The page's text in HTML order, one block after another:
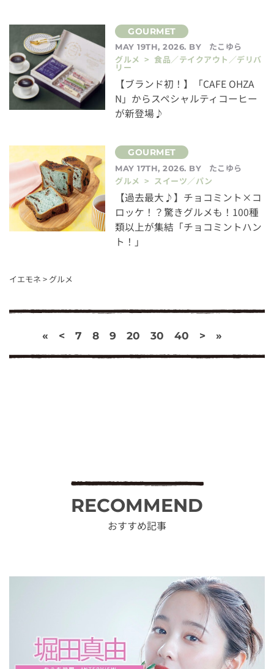
MAY 19TH, 2026. BY
たこゆら
グルメ > 食品／テイクアウト／デリバ
リー
【ブランド初！】「CAFE OHZA
N」からスペシャルティコーヒー
が新登場♪
MAY 17TH, 2026. BY
たこゆら
グルメ > スイーツ／パン
【過去最大♪】チョコミント×コ
ロッケ！？驚きグルメも！100種
類以上が集結「チョコミントハン
ト！」
イエモネ > グルメ
« < 7 8 9 20 30 40 > »
RECOMMEND
おすすめ記事